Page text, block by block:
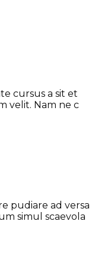
cursus a sit et
velit. Nam ne c
pudiare ad versa
simul scaevola